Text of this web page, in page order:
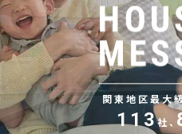
関東地区最大
113社、